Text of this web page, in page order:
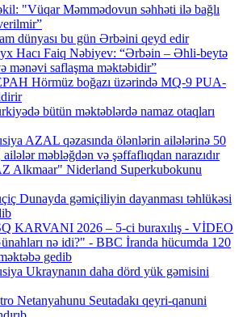
"Vüqar Məmmədovun səhhəti ilə bağlı
dünyası bu gün Ərbəini qeyd edir
Hacı Faiq Nəbiyev: “Ərbəin – Əhli-beytə
mənəvi saflaşma məktəbidir”
Hörmüz boğazı üzərində MQ-9 PUA-
bütün məktəblərdə namaz otaqları
AZAL qəzasında ölənlərin ailələrinə 50
məbləğdən və şəffaflıqdan narazıdır
Alkmaar" Niderland Superkubokunu
Dunayda gəmiçiliyin dayanması təhlükəsi
KARVANI 2026 – 5-ci buraxılış - VİDEO
nə idi?" - BBC İranda hücumda 120
gedib
Ukraynanın daha dörd yük gəmisini
Netanyahunu Seutadakı qeyri-qanuni